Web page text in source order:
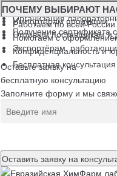
Подготовка и подача
Организация
Получение сертификата
Производителям
Импортёрам продукции
Оптовым поставщикам и
Экспортёрам,
ПОЧЕМУ ВЫБИРАЮТ
Работаем по всей России
Помогаем с
Конфиденциальность и
Бесплатная
Оставьте заявку на
бесплатную консультацию
Заполните форму и мы